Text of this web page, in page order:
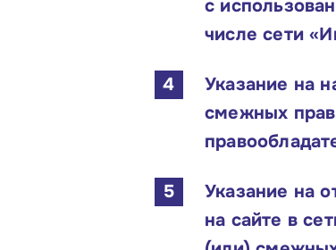
с
числе сети
Указание на
смежных
Указание на
на сайте в